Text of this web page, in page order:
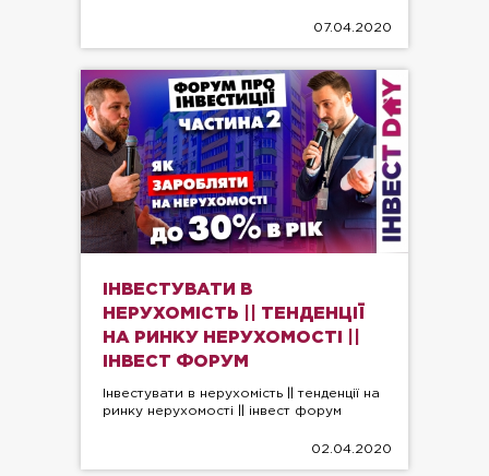
07.04.2020
ІНВЕСТУВАТИ В
НЕРУХОМІСТЬ || ТЕНДЕНЦІЇ
НА РИНКУ НЕРУХОМОСТІ ||
ІНВЕСТ ФОРУМ
Інвестувати в нерухомість || тенденції на
ринку нерухомості || інвест форум
02.04.2020